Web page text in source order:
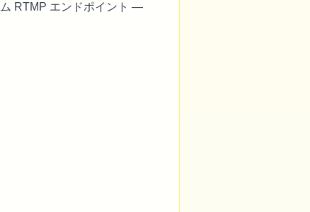
RTMP エンドポイント —